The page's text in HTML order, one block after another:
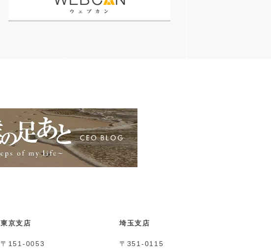
東京支店
〒151-0053
埼玉支店
〒351-0115